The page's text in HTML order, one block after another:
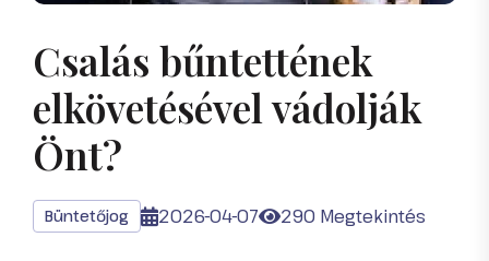
Csalás bűntettének
elkövetésével vádolják
Önt?
Büntetőjog 2026-04-07 290 Megtekintés